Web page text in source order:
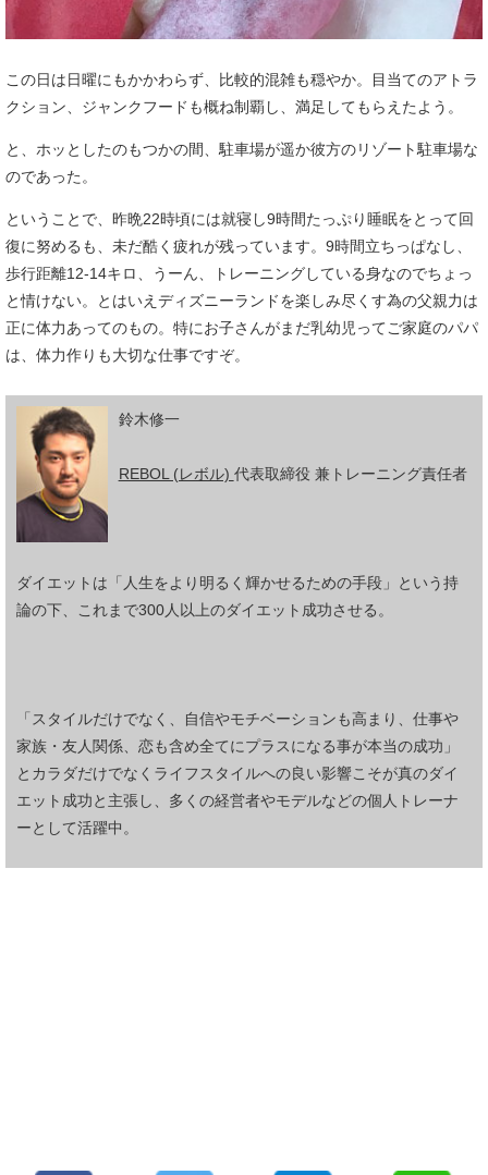
この日は日曜にもかかわらず、比較的混雑も穏やか。目当てのアトラ
クション、ジャンクフードも概ね制覇し、満足してもらえたよう。
と、ホッとしたのもつかの間、駐車場が遥か彼方のリゾート駐車場な
のであった。
ということで、昨晩22時頃には就寝し9時間たっぷり睡眠をとって回
復に努めるも、未だ酷く疲れが残っています。9時間立ちっぱなし、
歩行距離12-14キロ、うーん、トレーニングしている身なのでちょっ
と情けない。とはいえディズニーランドを楽しみ尽くす為の父親力は
正に体力あってのもの。特にお子さんがまだ乳幼児ってご家庭のパパ
は、体力作りも大切な仕事ですぞ。
鈴木修一
REBOL (レボル) 代表取締役 兼トレーニング責任者
ダイエットは「人生をより明るく輝かせるための手段」という持
論の下、これまで300人以上のダイエット成功させる。
「スタイルだけでなく、自信やモチベーションも高まり、仕事や
家族・友人関係、恋も含め全てにプラスになる事が本当の成功」
とカラダだけでなくライフスタイルへの良い影響こそが真のダイ
エット成功と主張し、多くの経営者やモデルなどの個人トレーナ
ーとして活躍中。